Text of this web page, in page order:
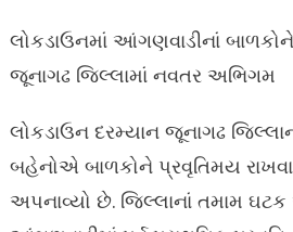
લોકડાઉનમાં આંગણવાડીનાં
જૂનાગઢ જિલ્લામાં નવતર અભિગમ
લોકડાઉન દરમ્યાન જૂનાગઢ
બહેનોએ બાળકોને પ્રવૃતિમય
અપનાવ્યો છે. જિલ્લાનાં તમામ ઘટક